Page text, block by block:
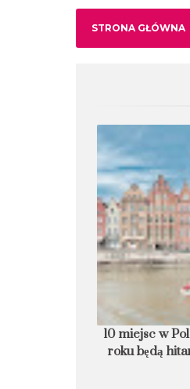
STRONA GŁÓWNA
10 miejsc w
roku będą